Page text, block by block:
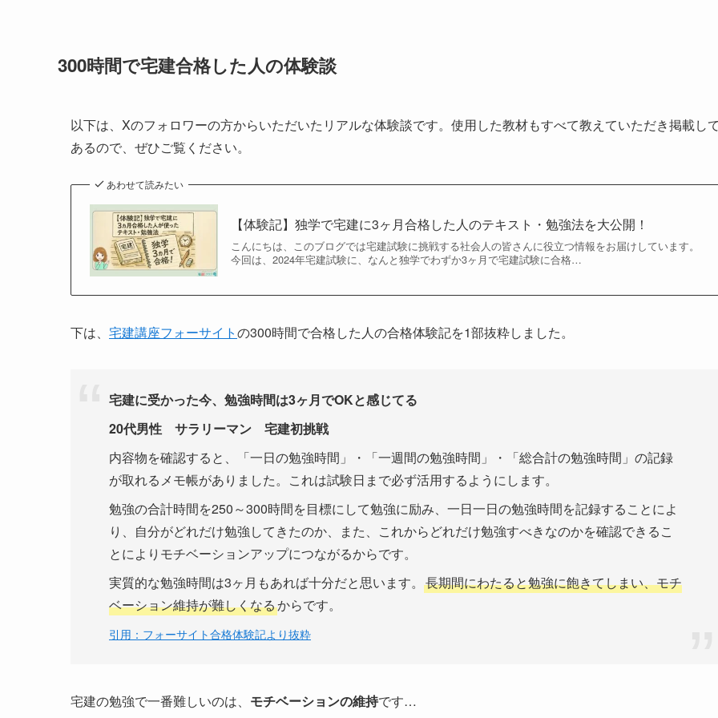
300時間で宅建合格した人の体験談
以下は、Xのフォロワーの方からいただいたリアルな体験談です。使用した教材もすべて教えていただき掲載し
あるので、ぜひご覧ください。
あわせて読みたい
【体験記】独学で宅建に3ヶ月合格した人のテキスト・勉強法を大公開！
こんにちは、このブログでは宅建試験に挑戦する社会人の皆さんに役立つ情報をお届けしています。
今回は、2024年宅建試験に、なんと独学でわずか3ヶ月で宅建試験に合格…
下は、 宅建講座フォーサイトの300時間で合格した人の合格体験記を1部抜粋しました。
宅建に受かった今、勉強時間は3ヶ月でOKと感じてる
20代男性 サラリーマン 宅建初挑戦
内容物を確認すると、「一日の勉強時間」・「一週間の勉強時間」・「総合計の勉強時間」の記録
が取れるメモ帳がありました。これは試験日まで必ず活用するようにします。
勉強の合計時間を250～300時間を目標にして勉強に励み、一日一日の勉強時間を記録することによ
り、自分がどれだけ勉強してきたのか、また、これからどれだけ勉強すべきなのかを確認できるこ
とによりモチベーションアップにつながるからです。
実質的な勉強時間は3ヶ月もあれば十分だと思います。 長期間にわたると勉強に飽きてしまい、モチ
ベーション維持が難しくなるからです。
引用：フォーサイト合格体験記より抜粋
宅建の勉強で一番難しいのは、 モチベーションの維持です…